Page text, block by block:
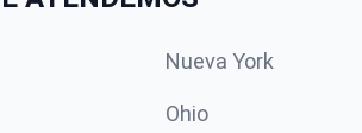
Nueva York
Ohio